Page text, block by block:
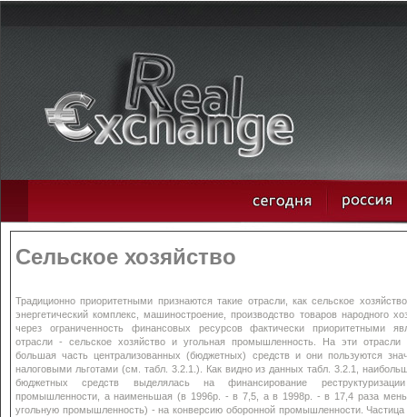
Сельское хозяйство
Традиционно приоритетными признаются такие отрасли, как сельское
энергетический комплекс, машиностроение, производство товаров народного
через ограниченность финансовых ресурсов фактически приоритетными
отрасли - сельское хозяйство и угольная промышленность. На эти отрасли
большая часть централизованных (бюджетных) средств и они пользуются
налоговыми льготами (см. табл. 3.2.1.). Как видно из данных табл. 3.2.1,
бюджетных средств выделялась на финансирование
промышленности, а наименьшая (в 1996р. - в 7,5, а в 1998р. - в 17,4 раза
угольную промышленность) - на конверсию оборонной промышленности.